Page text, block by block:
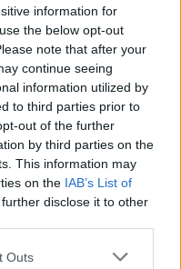
information for
the below opt-out
note that after your
continue seeing
information utilized by
to third parties prior to
out of the further
by third parties on the
This information may
on the IAB’s List of
disclose it to other
Outs